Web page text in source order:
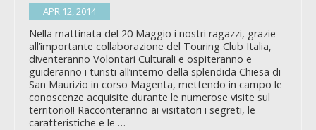
APR 12, 2014
Nella mattinata del 20 Maggio i nostri ragazzi, grazie
all’importante collaborazione del Touring Club Italia,
diventeranno Volontari Culturali e ospiteranno e
guideranno i turisti all’interno della splendida Chiesa di
San Maurizio in corso Magenta, mettendo in campo le
conoscenze acquisite durante le numerose visite sul
territorio!! Racconteranno ai visitatori i segreti, le
caratteristiche e le …